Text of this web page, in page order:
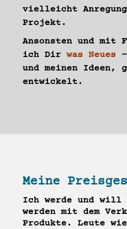
vielleicht
Projekt.
Ansonsten und mit
ich Dir was Neues
und meinen Ideen,
entwickelt.
Meine
Ich werde und
werden mit dem
Produkte. Leute